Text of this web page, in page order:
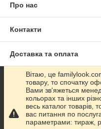
Про нас
Контакти
Доставка та оплата
Графік роботи
Повна версія сайту
Сайт створено на
Вітаю, це
товару, то спочатку
Вами зв'яжеться
кольорах та інших
весь каталог товарів,
вас питання по
параметрами: тираж,